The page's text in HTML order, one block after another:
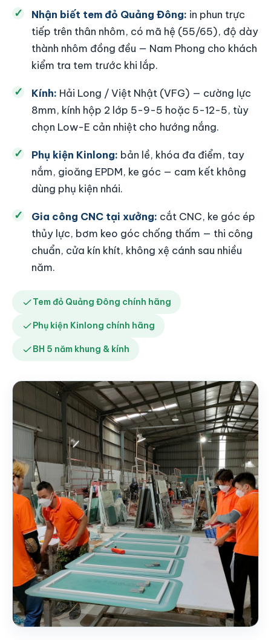
Nhận biết tem đỏ Quảng Đông: in phun trực
tiếp trên thân nhôm, có mã hệ (55/65), độ dày
thành nhôm đồng đều — Nam Phong cho khách
kiểm tra tem trước khi lắp.
Kính: Hải Long / Việt Nhật (VFG) — cường lực
8mm, kính hộp 2 lớp 5-9-5 hoặc 5-12-5, tùy
chọn Low-E cản nhiệt cho hướng nắng.
Phụ kiện Kinlong: bản lề, khóa đa điểm, tay
nắm, gioăng EPDM, ke góc — cam kết không
dùng phụ kiện nhái.
Gia công CNC tại xưởng: cắt CNC, ke góc ép
thủy lực, bơm keo góc chống thấm — thi công
chuẩn, cửa kín khít, không xệ cánh sau nhiều
năm.
Tem đỏ Quảng Đông chính hãng
Phụ kiện Kinlong chính hãng
BH 5 năm khung & kính